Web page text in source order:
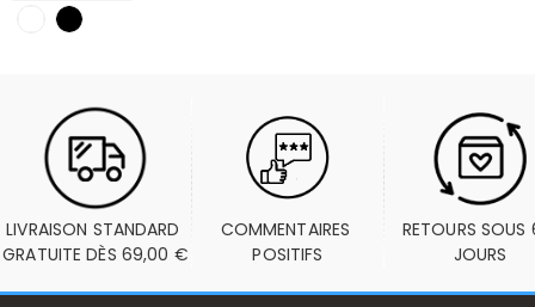
LIVRAISON STANDARD
GRATUITE DÈS 69,00 €
COMMENTAIRES
POSITIFS
RETOURS SOUS
JOURS